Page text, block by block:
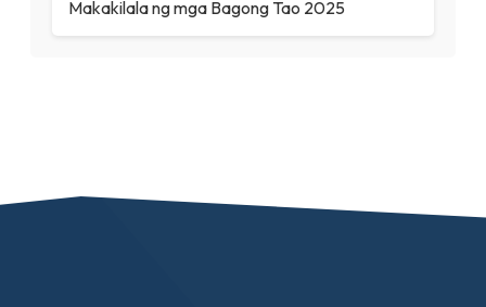
Makakilala ng mga Bagong Tao 2025